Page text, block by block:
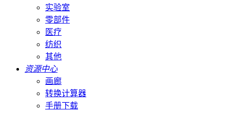
实验室
零部件
医疗
纺织
其他
资源中心
画廊
转换计算器
手册下载